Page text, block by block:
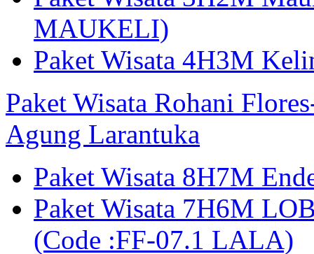
MAUKELI)
Paket Wisata 4H3M
Paket Wisata Rohani
Agung Larantuka
Paket Wisata 8H7M
Paket Wisata 7H6M
(Code :FF-07.1 LALA)